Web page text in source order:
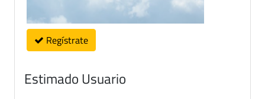
Regístrate
Estimado Usuario